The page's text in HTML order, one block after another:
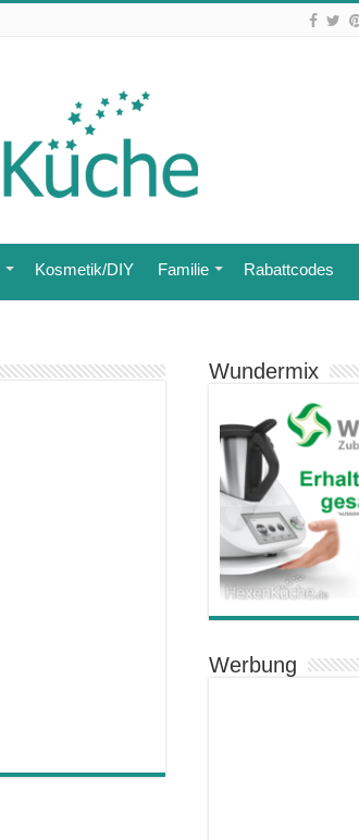
Kosmetik/DIY Familie Rabattcodes
Wundermix
Werbung